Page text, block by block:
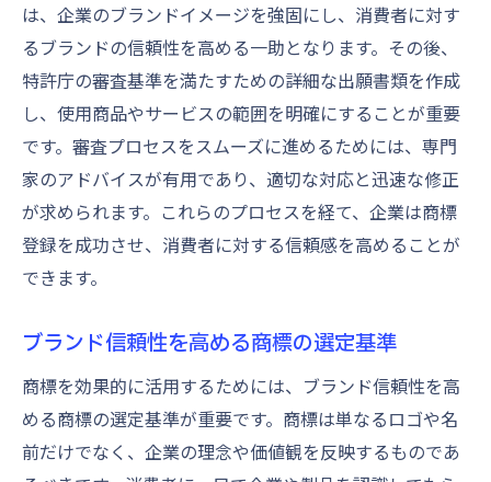
は、企業のブランドイメージを強固にし、消費者に対す
るブランドの信頼性を高める一助となります。その後、
特許庁の審査基準を満たすための詳細な出願書類を作成
し、使用商品やサービスの範囲を明確にすることが重要
です。審査プロセスをスムーズに進めるためには、専門
家のアドバイスが有用であり、適切な対応と迅速な修正
が求められます。これらのプロセスを経て、企業は商標
登録を成功させ、消費者に対する信頼感を高めることが
できます。
ブランド信頼性を高める商標の選定基準
商標を効果的に活用するためには、ブランド信頼性を高
める商標の選定基準が重要です。商標は単なるロゴや名
前だけでなく、企業の理念や価値観を反映するものであ